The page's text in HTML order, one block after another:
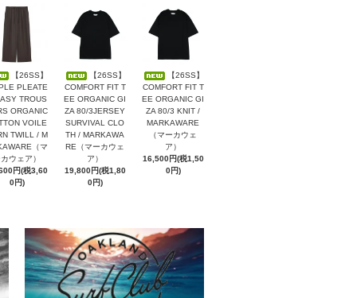
【26SS】
PLEATE
TROUS
ORGANIC
VOILE
TWILL / M
（マ
ウェア）
円(税3,60
0円)
【26SS】
COMFORT FIT T
EE ORGANIC GI
ZA 80/3JERSEY
SURVIVAL CLO
TH / MARKAWA
RE（マーカウェ
ア）
19,800円(税1,80
0円)
【26SS】
COMFORT FIT T
EE ORGANIC GI
ZA 80/3 KNIT /
MARKAWARE
（マーカウェ
ア）
16,500円(税1,50
0円)